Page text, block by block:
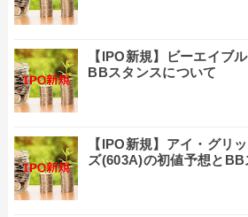
【IPO新規】ビーエイブ
BBスタンスについて
【IPO新規】アイ・グリ
ズ(603A)の初値予想とBB